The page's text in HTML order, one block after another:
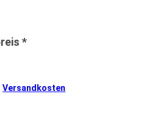
Versandkosten